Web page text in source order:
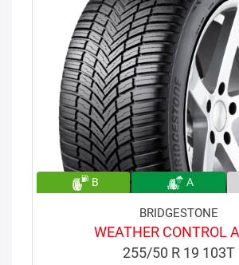
B A
BRIDGESTONE
WEATHER CONTROL
255/50 R 19 103T